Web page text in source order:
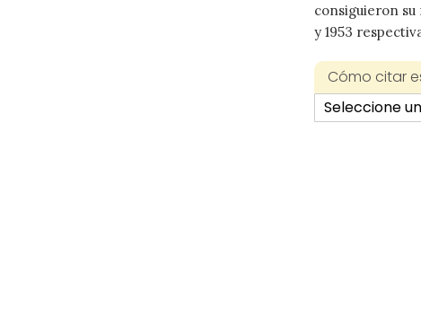
consiguieron
y 1953
Cómo citar